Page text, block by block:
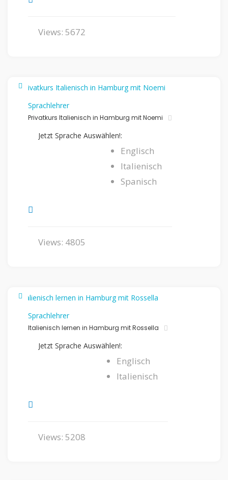
Views: 5672
Sprachlehrer
Privatkurs Italienisch in Hamburg mit Noemi
Jetzt Sprache Auswählen!:
Englisch
Italienisch
Spanisch
Views: 4805
Sprachlehrer
Italienisch lernen in Hamburg mit Rossella
Jetzt Sprache Auswählen!:
Englisch
Italienisch
Views: 5208